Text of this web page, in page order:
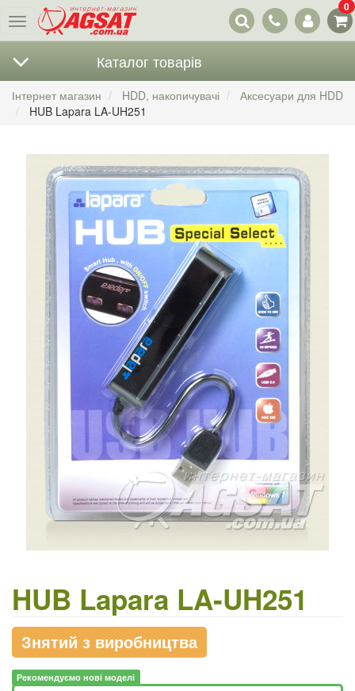
Меню
Наші
контакти
0
Каталог товарів
Інтернет магазин HDD, накопичувачі
Аксесуари для HDD
HUB Lapara LA-UH251
HUB Lapara LA-UH251
Знятий з виробництва
Рекомендуємо нові моделі